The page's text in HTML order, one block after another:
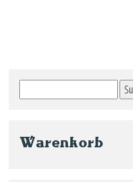
können
der
Produktseite
nach:
Warenkorb